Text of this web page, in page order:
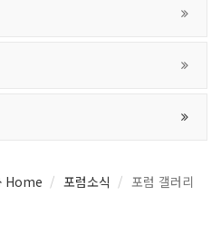
Home 포럼소식 포럼 갤러리